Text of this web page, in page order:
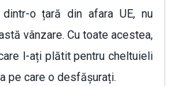
o țară din afara UE, nu
vânzare. Cu toate acestea,
l-ați plătit pentru cheltuieli
pe care o desfășurați.